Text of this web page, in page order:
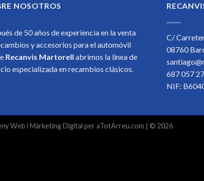
NOSOTROS
de 50 años de experiencia en la venta
y accesorios para el automóvil
Recanvis Martorell abrimos la linea de
especializada en recambios clásicos.
C/
08760
687 057
NIF:
Web iMàrketing Digital per aTotArreu.com | © 2026